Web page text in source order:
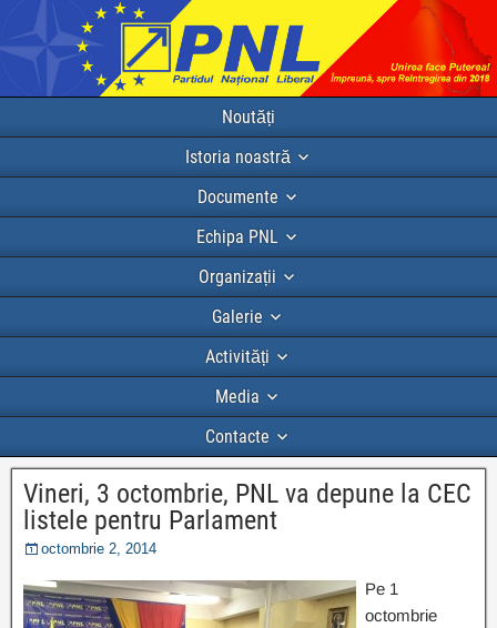
Noutăți
Istoria noastră
Documente
Echipa PNL
Organizații
Galerie
Activități
Media
Contacte
Vineri, 3 octombrie, PNL va depune la CEC
listele pentru Parlament
octombrie 2, 2014
Pe 1
octombrie